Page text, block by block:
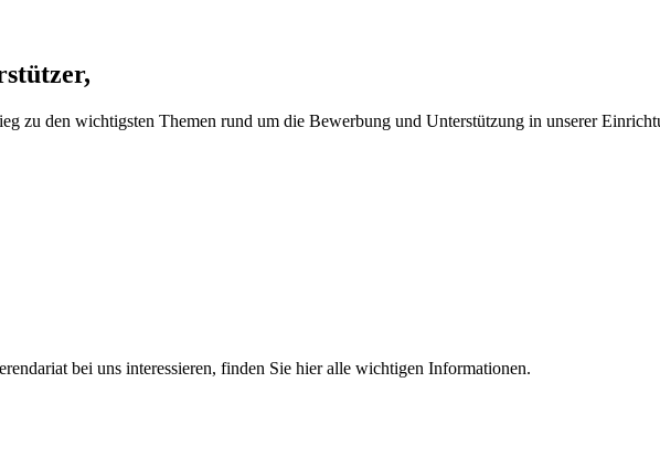
zu den wichtigsten Themen rund um die Bewerbung und Unterstützung in unserer
bei uns interessieren, finden Sie hier alle wichtigen Informationen.